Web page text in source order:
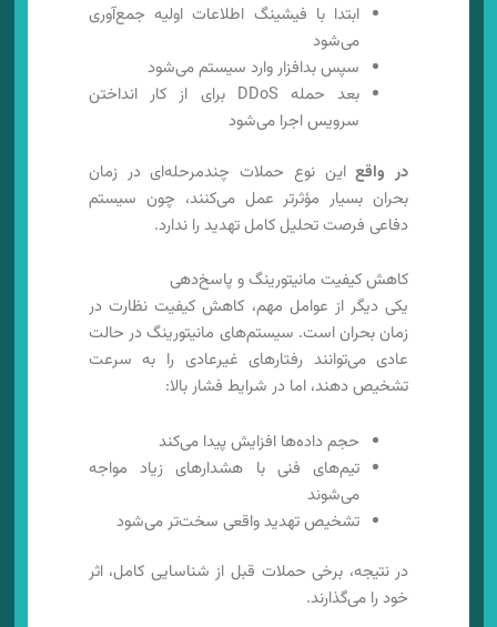
ابتدا با فیشینگ اطلاعات اولیه جمع‌آوری
می‌شود
سپس بدافزار وارد سیستم می‌شود
بعد حمله DDoS برای از کار انداختن
سرویس اجرا می‌شود
در واقعاین نوع حملات چندمرحله‌ای در زمان
بحران بسیار مؤثرتر عمل می‌کنند، چون سیستم
دفاعی فرصت تحلیل کامل تهدید را ندارد.
کاهش کیفیت مانیتورینگ و پاسخ‌دهی
یکی دیگر از عوامل مهم، کاهش کیفیت نظارت در
زمان بحران است. سیستم‌های مانیتورینگ در حالت
عادی می‌توانند رفتارهای غیرعادی را به سرعت
تشخیص دهند، اما در شرایط فشار بالا:
حجم داده‌ها افزایش پیدا می‌کند
تیم‌های فنی با هشدارهای زیاد مواجه
می‌شوند
تشخیص تهدید واقعی سخت‌تر می‌شود
در نتیجه، برخی حملات قبل از شناسایی کامل، اثر
خود را می‌گذارند.